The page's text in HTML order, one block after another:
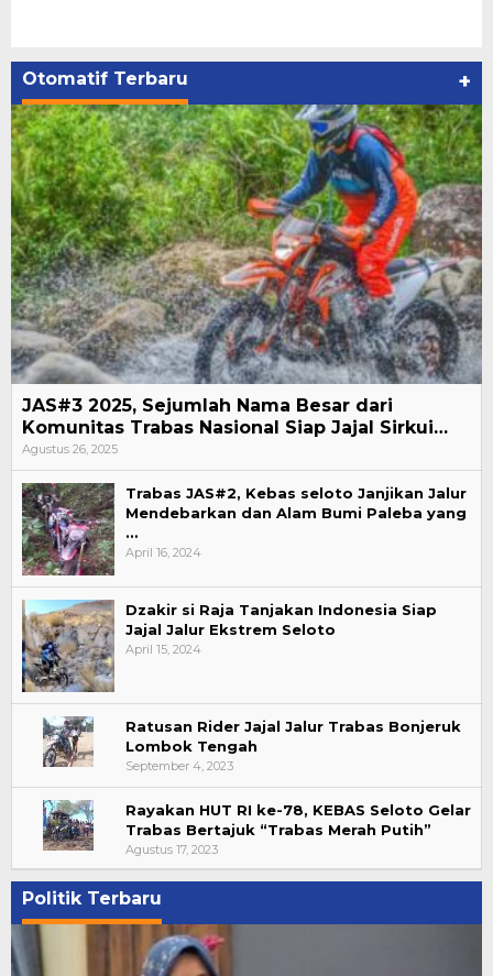
Otomatif Terbaru +
JAS#3 2025, Sejumlah Nama Besar dari
Komunitas Trabas Nasional Siap Jajal Sirkui…
Agustus 26, 2025
Trabas JAS#2, Kebas seloto Janjikan Jalur
Mendebarkan dan Alam Bumi Paleba yang
…
April 16, 2024
Dzakir si Raja Tanjakan Indonesia Siap
Jajal Jalur Ekstrem Seloto
April 15, 2024
Ratusan Rider Jajal Jalur Trabas Bonjeruk
Lombok Tengah
September 4, 2023
Rayakan HUT RI ke-78, KEBAS Seloto Gelar
Trabas Bertajuk “Trabas Merah Putih”
Agustus 17, 2023
Politik Terbaru